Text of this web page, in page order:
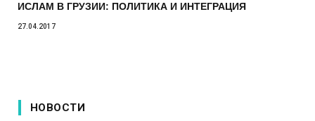
ИСЛАМ В ГРУЗИИ: ПОЛИТИКА И ИНТЕГРАЦИЯ
27.04.2017
НОВОСТИ